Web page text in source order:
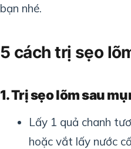
bạn nhé.
5 cách trị sẹo
1. Trị sẹo lõm sau
Lấy 1 quả chanh
hoặc vắt lấy nước